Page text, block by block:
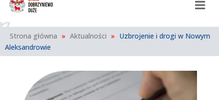
Strona główna » Aktualności » Uzbrojenie i drogi w Nowym
Aleksandrowie